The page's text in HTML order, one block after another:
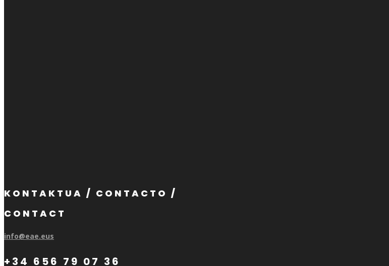
KONTAKTUA / CONTACTO /
CONTACT
info@eae.eus
+34 656 79 07 36